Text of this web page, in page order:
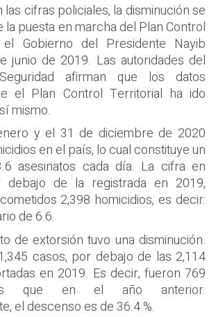
cifras policiales, la disminución se
la puesta en marcha del Plan Control
Gobierno del Presidente Nayib
junio de 2019. Las autoridades del
afirman que los datos
el Plan Control Territorial ha ido
mismo.
y el 31 de diciembre de 2020
en el país, lo cual constituye un
asesinatos cada día. La cifra en
de la registrada en 2019,
2,398 homicidios, es decir:
de 6.6.
de extorsión tuvo una disminución.
casos, por debajo de las 2,114
en 2019. Es decir, fueron 769
que en el año anterior.
el descenso es de 36.4 %.